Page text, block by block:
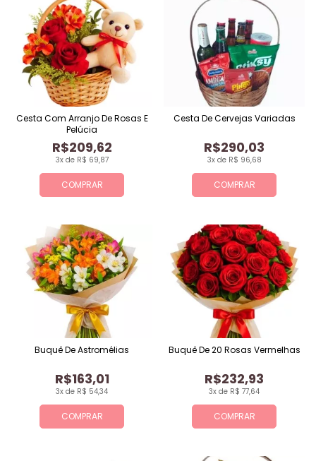
COMPRAR
3x de R$ 69,87
R$209,62
Cesta Com Arranjo De Rosas E
Pelúcia
COMPRAR
3x de R$ 96,68
R$290,03
Cesta De Cervejas Variadas
COMPRAR
3x de R$ 54,34
R$163,01
Buquê De Astromélias
COMPRAR
3x de R$ 77,64
R$232,93
Buquê De 20 Rosas Vermelhas